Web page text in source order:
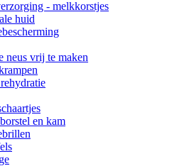
- melkkorstjes
huid
neus vrij te maken
en kam